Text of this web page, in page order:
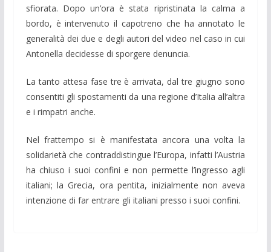
sfiorata. Dopo un’ora è stata ripristinata la calma a
bordo, è intervenuto il capotreno che ha annotato le
generalità dei due e degli autori del video nel caso in cui
Antonella decidesse di sporgere denuncia.
La tanto attesa fase tre è arrivata, dal tre giugno sono
consentiti gli spostamenti da una regione d’Italia all’altra
e i rimpatri anche.
Nel frattempo si è manifestata ancora una volta la
solidarietà che contraddistingue l’Europa, infatti l’Austria
ha chiuso i suoi confini e non permette l’ingresso agli
italiani; la Grecia, ora pentita, inizialmente non aveva
intenzione di far entrare gli italiani presso i suoi confini.